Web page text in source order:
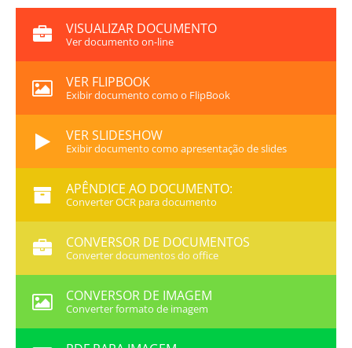
VISUALIZAR DOCUMENTO
Ver documento on-line
VER FLIPBOOK
Exibir documento como o FlipBook
VER SLIDESHOW
Exibir documento como apresentação de slides
APÊNDICE AO DOCUMENTO:
Converter OCR para documento
CONVERSOR DE DOCUMENTOS
Converter documentos do office
CONVERSOR DE IMAGEM
Converter formato de imagem